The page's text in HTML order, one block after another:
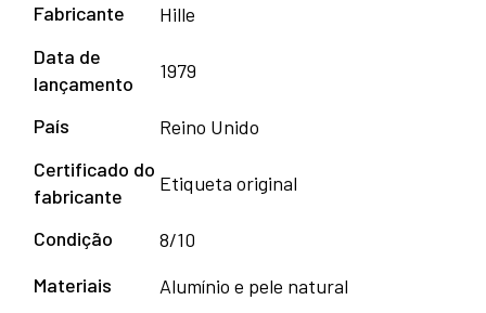
Fabricante
Hille
Data de
lançamento
1979
País
Reino Unido
Certificado do
fabricante
Etiqueta original
Condição
8/10
Materiais
Alumínio e pele natural